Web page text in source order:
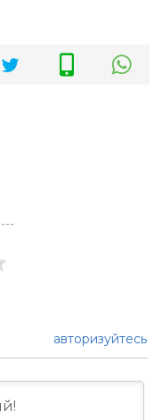
авторизуйтесь